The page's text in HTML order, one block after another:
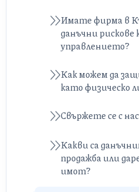
Имате фирма в
данъчни рискове
управлението?
Как можем да
като физическо
Свържете се с
Какви са
продажба или
имот?